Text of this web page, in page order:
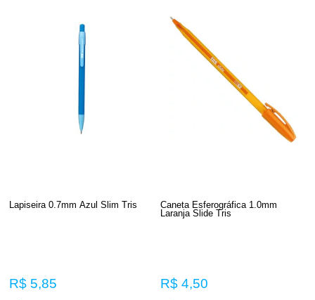
Lapiseira 0.7mm Azul Slim Tris
R$ 5,85
Caneta Esferográfica 1.0mm
Laranja Slide Tris
R$ 4,50